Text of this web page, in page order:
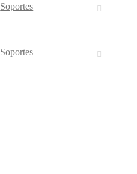
Soportes
Soportes